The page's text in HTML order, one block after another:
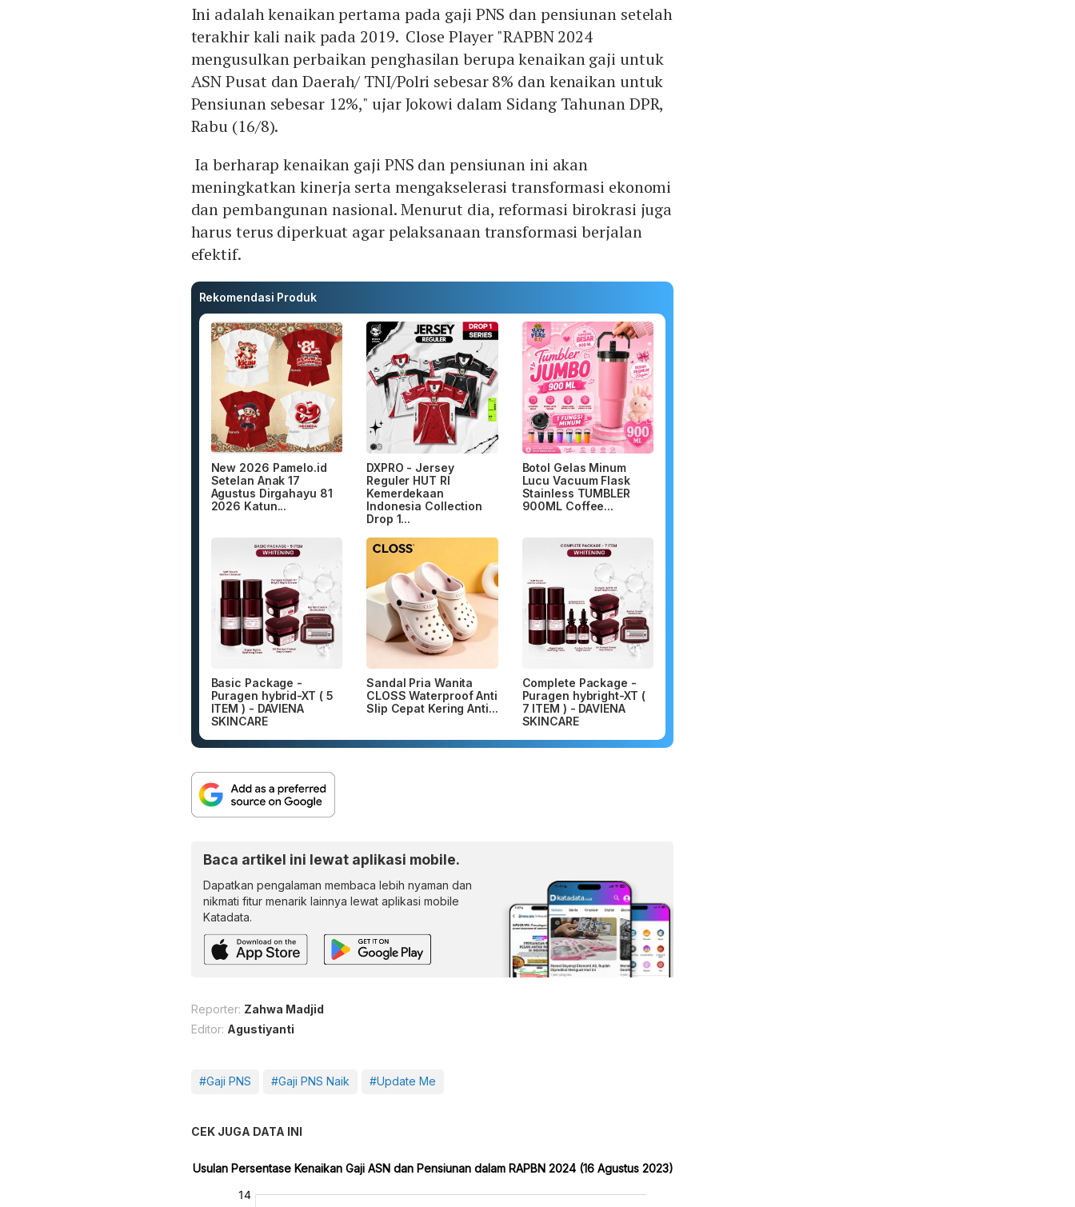
Ini adalah kenaikan pertama pada gaji PNS dan pensiunan setelah
terakhir kali naik pada 2019. Close Player "RAPBN 2024
mengusulkan perbaikan penghasilan berupa kenaikan gaji untuk
ASN Pusat dan Daerah/ TNI/Polri sebesar 8% dan kenaikan untuk
Pensiunan sebesar 12%," ujar Jokowi dalam Sidang Tahunan DPR,
Rabu (16/8).
Ia berharap kenaikan gaji PNS dan pensiunan ini akan
meningkatkan kinerja serta mengakselerasi transformasi ekonomi
dan pembangunan nasional. Menurut dia, reformasi birokrasi juga
harus terus diperkuat agar pelaksanaan transformasi berjalan
efektif.
Rekomendasi Produk
New 2026 Pamelo.id
Setelan Anak 17
Agustus Dirgahayu 81
2026 Katun...
DXPRO - Jersey
Reguler HUT RI
Kemerdekaan
Indonesia Collection
Drop 1...
Botol Gelas Minum
Lucu Vacuum Flask
Stainless TUMBLER
900ML Coffee...
Basic Package -
Puragen hybrid-XT ( 5
ITEM ) - DAVIENA
SKINCARE
Sandal Pria Wanita
CLOSS Waterproof Anti
Slip Cepat Kering Anti...
Complete Package -
Puragen hybright-XT (
7 ITEM ) - DAVIENA
SKINCARE
Baca artikel ini lewat aplikasi mobile.
Dapatkan pengalaman membaca lebih nyaman dan
nikmati fitur menarik lainnya lewat aplikasi mobile
Katadata.
Reporter: Zahwa Madjid
Editor: Agustiyanti
#Gaji PNS #Gaji PNS Naik #Update Me
CEK JUGA DATA INI